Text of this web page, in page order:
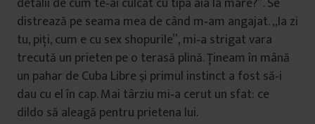
distrează pe seama mea de când m‑am angajat. „Ia zi
tu, piţi, cum e cu sex shopurile”, mi‑a strigat vara
trecută un prieten pe o terasă plină. Ţineam în mână
un pahar de Cuba Libre şi primul instinct a fost să‑i
dau cu el în cap. Mai târziu mi‑a cerut un sfat: ce
dildo să aleagă pentru prietena lui.